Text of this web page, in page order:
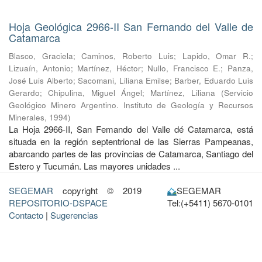
Hoja Geológica 2966-II San Fernando del Valle de
Catamarca
Blasco, Graciela;Caminos, Roberto Luis; Lapido, Omar R.;
Lizuaín, Antonio; Martínez, Héctor; Nullo, Francisco E.; Panza,
José Luis Alberto;Sacomani, Liliana Emilse; Barber, Eduardo Luis
Gerardo;Chipulina, Miguel Ángel; Martínez, Liliana (Servicio
Geológico Minero Argentino. Instituto de Geología y Recursos
Minerales, 1994)
La Hoja 2966-II, San Femando del Valle dé Catamarca, está
situada en la región septentrional de las Sierras Pampeanas,
abarcando partes de las provincias de Catamarca, Santiago del
Estero y Tucumán. Las mayores unidades ...
SEGEMAR copyright © 2019
REPOSITORIO-DSPACE
Contacto | Sugerencias
SEGEMAR
Tel:(+5411) 5670-0101